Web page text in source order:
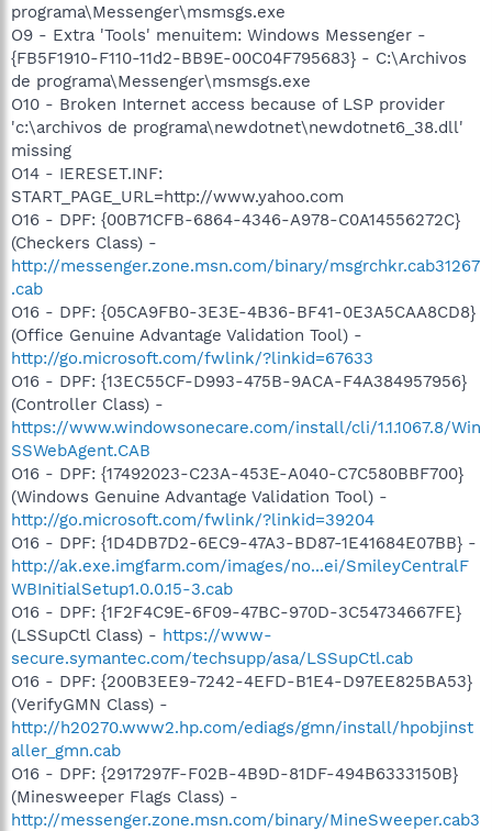
programa\Messenger\msmsgs.exe
O9 - Extra 'Tools' menuitem: Windows Messenger -
{FB5F1910-F110-11d2-BB9E-00C04F795683} - C:\Archivos
de programa\Messenger\msmsgs.exe
O10 - Broken Internet access because of LSP provider
'c:\archivos de programa\newdotnet\newdotnet6_38.dll'
missing
O14 - IERESET.INF:
START_PAGE_URL=http://www.yahoo.com
O16 - DPF: {00B71CFB-6864-4346-A978-C0A14556272C}
(Checkers Class) -
http://messenger.zone.msn.com/binary/msgrchkr.cab31267
.cab
O16 - DPF: {05CA9FB0-3E3E-4B36-BF41-0E3A5CAA8CD8}
(Office Genuine Advantage Validation Tool) -
http://go.microsoft.com/fwlink/?linkid=67633
O16 - DPF: {13EC55CF-D993-475B-9ACA-F4A384957956}
(Controller Class) -
https://www.windowsonecare.com/install/cli/1.1.1067.8/Win
SSWebAgent.CAB
O16 - DPF: {17492023-C23A-453E-A040-C7C580BBF700}
(Windows Genuine Advantage Validation Tool) -
http://go.microsoft.com/fwlink/?linkid=39204
O16 - DPF: {1D4DB7D2-6EC9-47A3-BD87-1E41684E07BB} -
http://ak.exe.imgfarm.com/images/no...ei/SmileyCentralF
WBInitialSetup1.0.0.15-3.cab
O16 - DPF: {1F2F4C9E-6F09-47BC-970D-3C54734667FE}
(LSSupCtl Class) - https://www-
secure.symantec.com/techsupp/asa/LSSupCtl.cab
O16 - DPF: {200B3EE9-7242-4EFD-B1E4-D97EE825BA53}
(VerifyGMN Class) -
http://h20270.www2.hp.com/ediags/gmn/install/hpobjinst
aller_gmn.cab
O16 - DPF: {2917297F-F02B-4B9D-81DF-494B6333150B}
(Minesweeper Flags Class) -
http://messenger.zone.msn.com/binary/MineSweeper.cab3